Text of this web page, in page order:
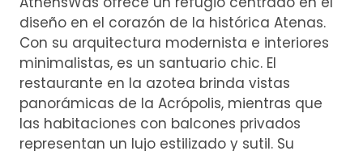
diseño en el corazón de la histórica Atenas.
Con su arquitectura modernista e interiores
minimalistas, es un santuario chic. El
restaurante en la azotea brinda vistas
panorámicas de la Acrópolis, mientras que
las habitaciones con balcones privados
representan un lujo estilizado y sutil. Su